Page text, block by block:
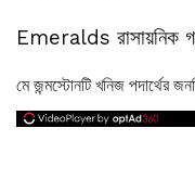
Emeralds রাসায়নিক
মে জন্মস্টোনটি খনিজ পদার্থের